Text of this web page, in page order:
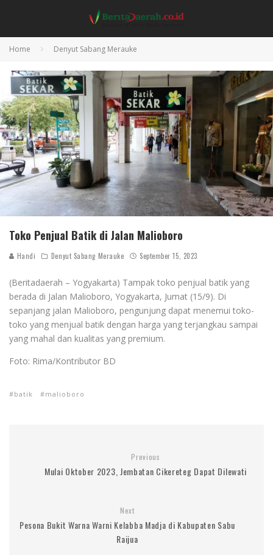
Home Denyut Sabang Merauke
Toko Penjual Batik di Jalan Malioboro
Handi Denyut Sabang Merauke September 15, 2023
(Beritadaerah – Yogyakarta) Tampak toko penjual batik yang
berada di Jalan Malioboro, Yogyakarta, Jumat (15/9). Di
sepanjang jalan Malioboro, pengunjung dapat menemui toko-
toko yang menjual batik dengan harga yang terjangkau sampai
yang mahal dan kualitas yang premium.
Foto: Rima/Kontributor BD
batik malioboro
Previous
Mulai Oktober 2023, Jembatan Cikereteg Dapat Dilewati
Next
Pesona Bukit Warna Warni Kelabba Madja di Kabupaten Sabu
Raijua